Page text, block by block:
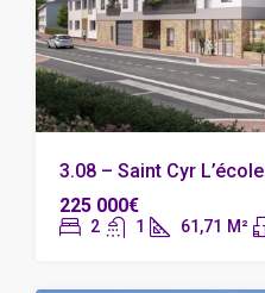
3.08 – Saint Cyr L’école
225 000€
2 1 61,71 M²